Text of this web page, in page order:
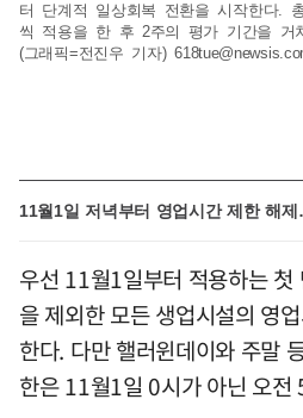
터 단계적 일상회복 전환을 시작한다.
씩 적용을 한 후 2주의 평가 기간을 거
(그래픽=전진우 기자)
11월1일 저녁부터 영업시간 제한 해
우선 11월1일부터 적용하는 첫
을 제외한 모든 생업시설의 영
한다. 다만 핼러윈데이와 주말
한은 11월1일 0시가 아닌 오전